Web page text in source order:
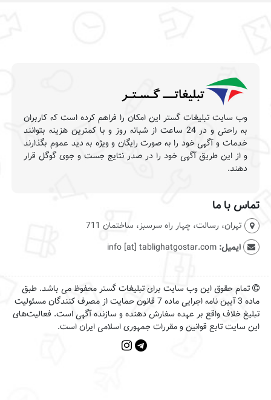
وب سایت تبلیغات گستر این امکان را فراهم کرده است که کاربران
به راحتی و در 24 ساعت از شبانه روز و با کمترین هزینه بتوانند
خدمات و آگهی خود را به صورت رایگان و ویژه به دید عموم بگذارند
و از این طریق آگهی خود را در صدر نتایج جست و جوی گوگل قرار
دهند.
تماس با ما
تهران، رسالت، چهار راه سرسبز، ساختمان 711
ایمیل:info [at] tablighatgostar.com
تمام حقوق این وب سایت برای تبلیغات گستر محفوظ می باشد. طبق
ماده 3 آیین نامه اجرایی ماده 7 قانون حمایت از مصرف کنندگان مسئولیت
تبلیغ خلاف واقع بر عهده سفارش دهنده و سازنده آگهی است. فعالیت‌های
این سایت تابع قوانین و مقررات جمهوری اسلامی ایران است.